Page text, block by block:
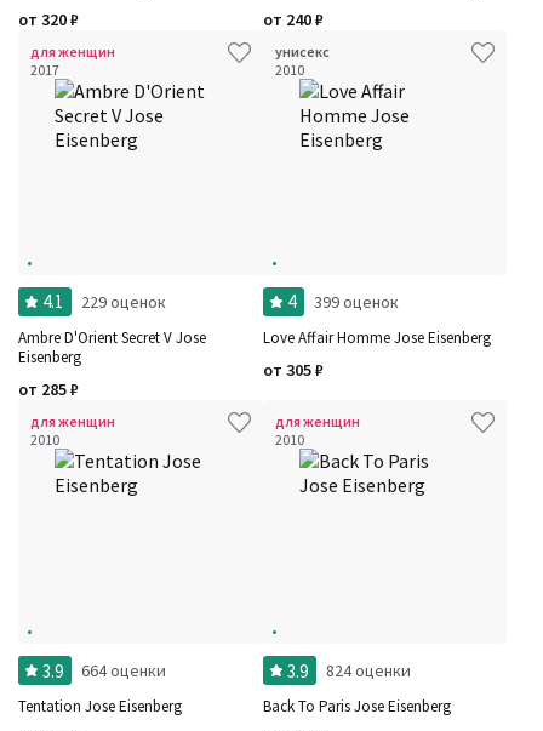
от 320₽ от 240₽
для женщин
2017
4.1 229 оценок
Ambre D'Orient Secret V Jose
Eisenberg
от 285₽
унисекс
2010
4 399 оценок
Love Affair Homme Jose Eisenberg
от 305₽
для женщин
2010
3.9 664 оценки
Tentation Jose Eisenberg
для женщин
2010
3.9 824 оценки
Back To Paris Jose Eisenberg